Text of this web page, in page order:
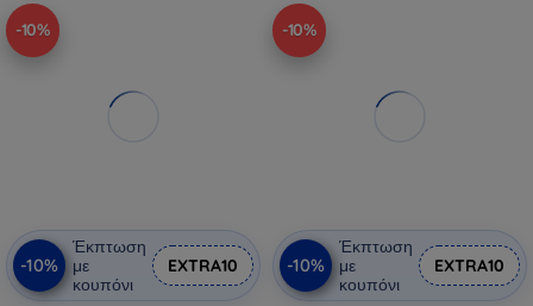
-10%
-10%
Έκπτωση
με
κουπόνι
EXTRA10
-10%
-10%
Έκπτωση
με
κουπόνι
EXTRA10